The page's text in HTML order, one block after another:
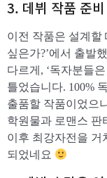
​3. 데뷔 작품 준
이전 작품은 설계할
싶은가?’에서 출발
다르게, ‘독자분들
틀었습니다. 100%
출품할 작품이었으
학원물과 로맨스 판
이후 최강자전을 거
되었네요